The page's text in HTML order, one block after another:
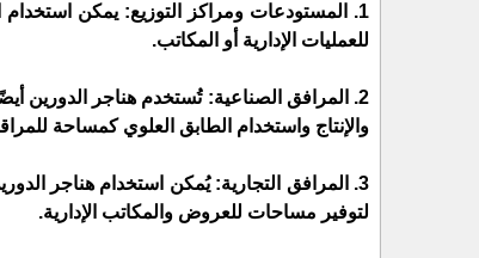
1. المستودعات ومراكز التوزيع: يمكن استخدام
للعمليات الإدارية أو المكاتب.
2. المرافق الصناعية: تُستخدم هناجر الدورين
والإنتاج واستخدام الطابق العلوي كمساحة
3. المرافق التجارية: يُمكن استخدام هناجر
لتوفير مساحات للعروض والمكاتب الإدارية.